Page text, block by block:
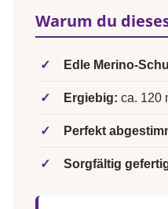
Warum du
✓ Edle Merino-
✓ Ergiebig: ca. 120
✓ Perfekt
✓ Sorgfältig